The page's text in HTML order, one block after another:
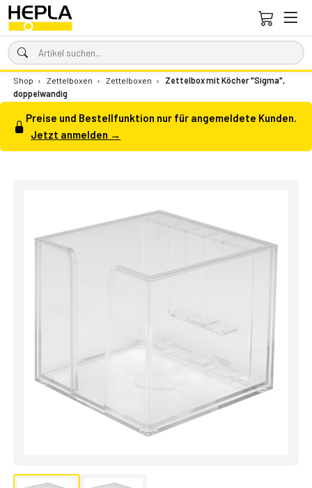
Shop › Zettelboxen › Zettelboxen ›
Zettelbox mit Köcher "Sigma",
doppelwandig
Preise und Bestellfunktion nur für angemeldete Kunden.
Jetzt anmelden →